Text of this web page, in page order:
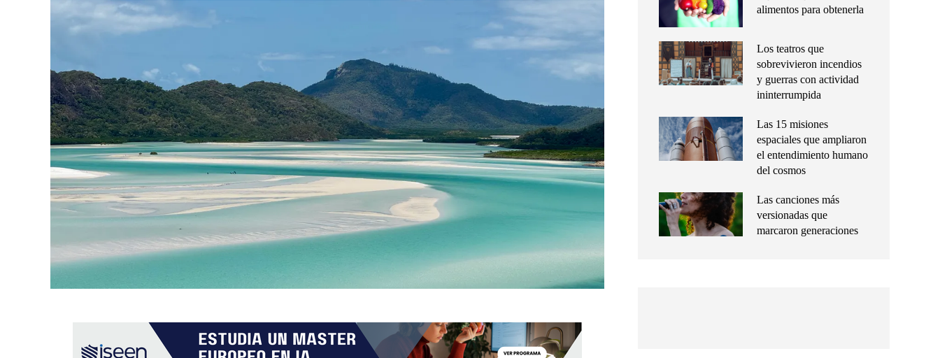
alimentos para obtenerla
Los teatros que
sobrevivieron incendios
y guerras con actividad
ininterrumpida
Las 15 misiones
espaciales que ampliaron
el entendimiento humano
del cosmos
Las canciones más
versionadas que
marcaron generaciones